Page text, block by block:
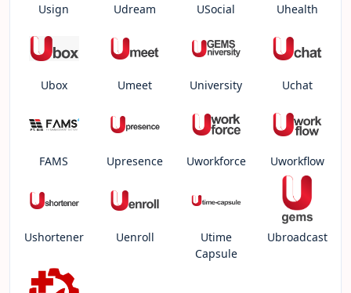
Usign Udream USocial Uhealth
Ubox Umeet University Uchat
FAMS Upresence Uworkforce Uworkflow
Ushortener Uenroll
Utime
Capsule
Ubroadcast